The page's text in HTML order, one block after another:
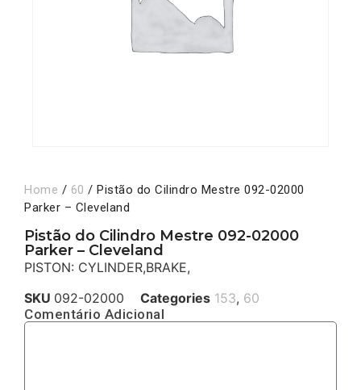
Home / 60 / Pistão do Cilindro Mestre 092-02000
Parker – Cleveland
Pistão do Cilindro Mestre 092-02000
Parker – Cleveland
PISTON: CYLINDER,BRAKE,
SKU 092-02000 Categories 153, 60
Comentário Adicional